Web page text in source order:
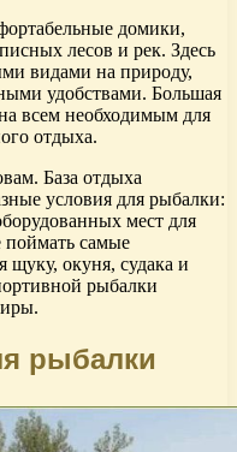
домики,
лесов и рек. Здесь
видами на природу,
удобствами. Большая
всем необходимым для
отдыха.
База отдыха
условия для рыбалки:
мест для
поймать самые
окуня, судака и
рыбалки
рыбалки